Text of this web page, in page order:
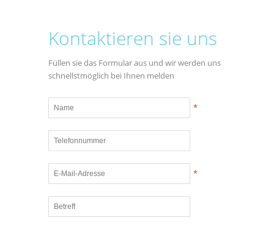
Kontaktieren sie uns
Füllen sie das Formular aus und wir werden uns
schnellstmöglich bei Ihnen melden
*
*